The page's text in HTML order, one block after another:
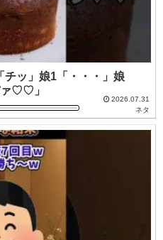
チッ」娘1「・・・」娘
♡♡」
2026.07.31
ネタ